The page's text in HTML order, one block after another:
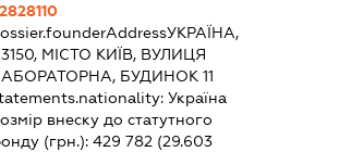
УКРАЇНА,
МІСТО КИЇВ, ВУЛИЦЯ
БУДИНОК 11
Україна
внеску до статутного
(грн.):429 782 (29.603